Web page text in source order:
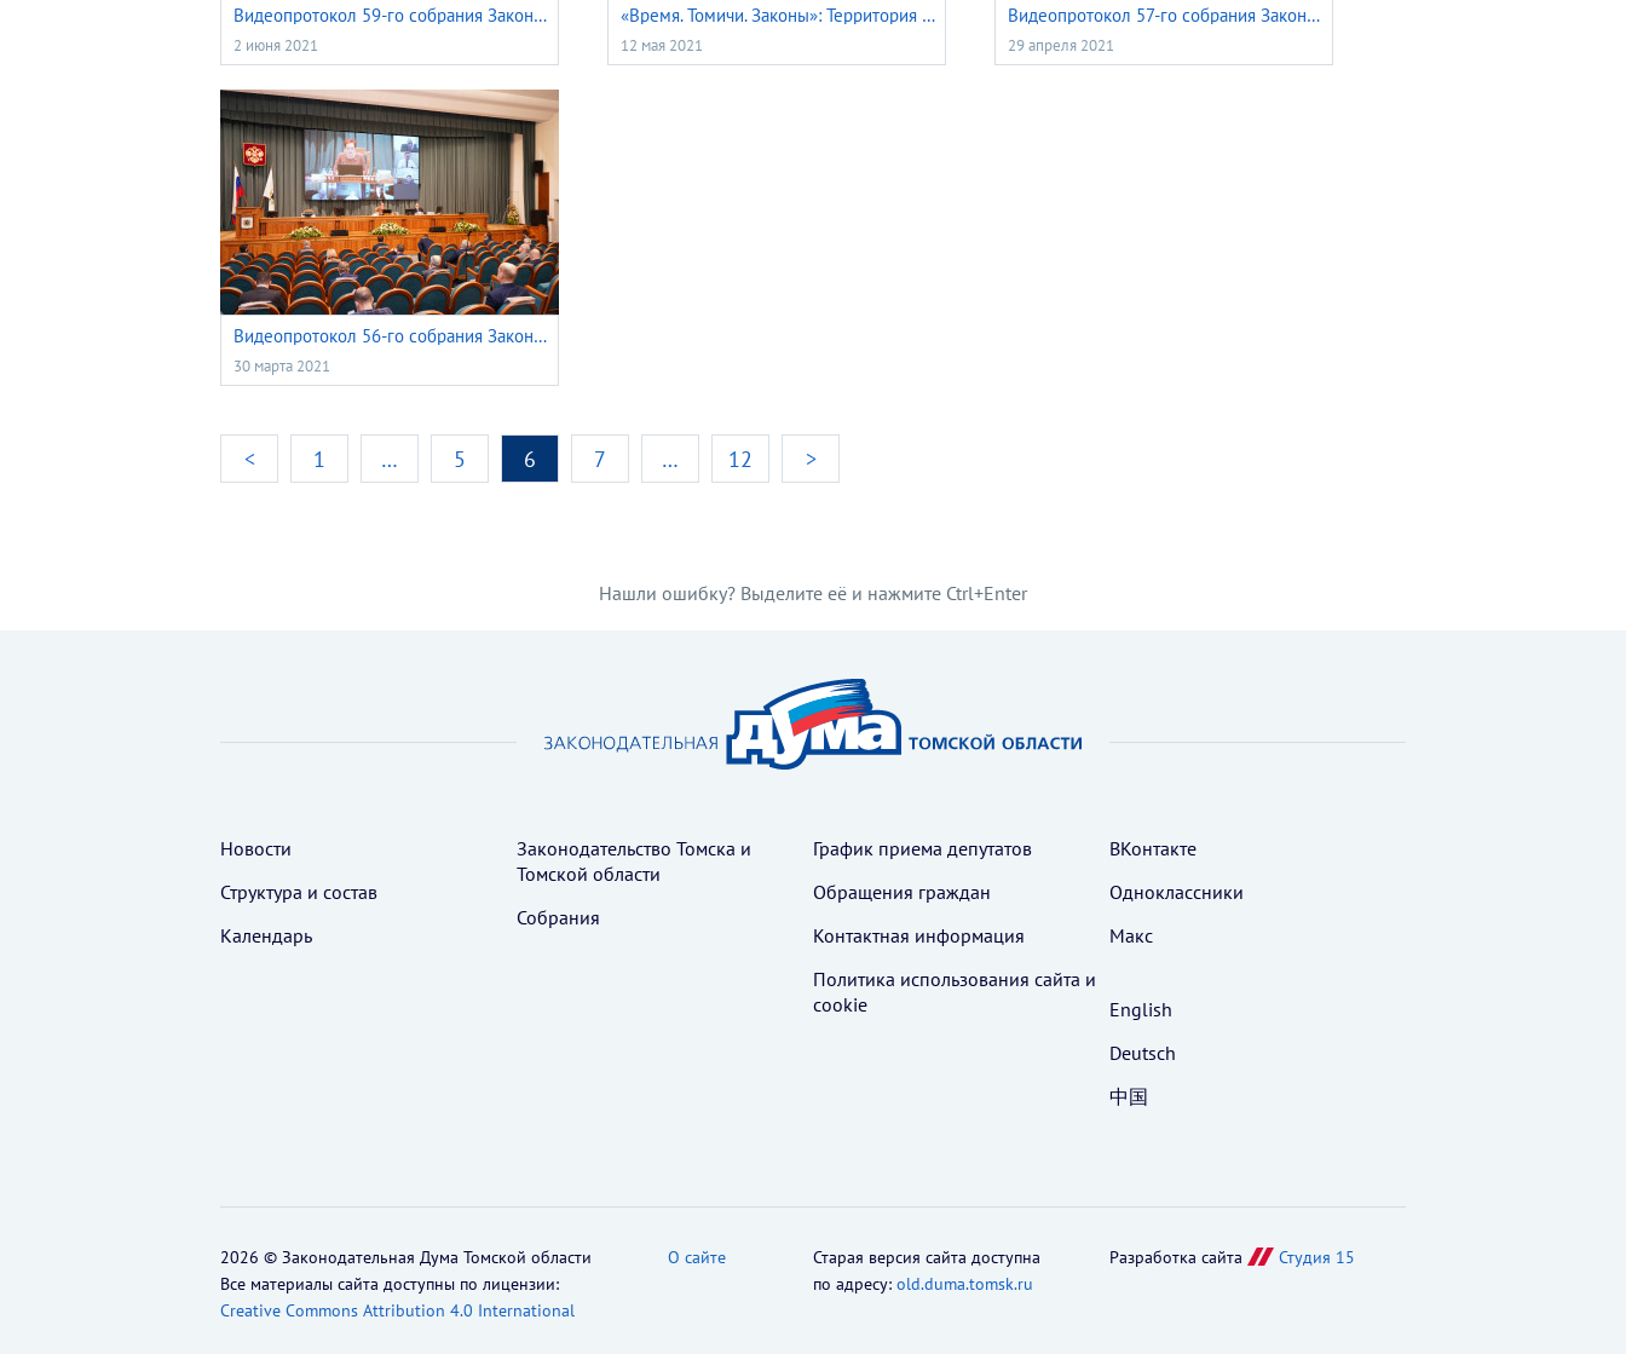
Видеопротокол 59-го собрания Законодательной думы Томской области VI созыва 27 мая 2021 года
2 июня 2021
«Время. Томичи. Законы»: Территория опережающего развития
12 мая 2021
Видеопротокол 57-го собрания Законодательной думы Томской области VI созыва 22 апреля 2021 года
29 апреля 2021
Видеопротокол 56-го собрания Законодательной думы Томской области VI созыва 25 марта 2021 года
30 марта 2021
< 1 … 5 6 7 … 12 >
Нашли ошибку? Выделите её и нажмите Ctrl+Enter
Новости
Структура и состав
Календарь
Законодательство Томска и
Томской области
Собрания
График приема депутатов
Обращения граждан
Контактная информация
Политика использования cайта и
cookie
ВКонтакте
Одноклассники
Макс
English
Deutsch
中国
2026 © Законодательная Дума Томской области
Все материалы сайта доступны по лицензии:
Creative Commons Attribution 4.0 International
О сайте
Старая версия сайта доступна
по адресу: old.duma.tomsk.ru
Разработка сайта Студия 15